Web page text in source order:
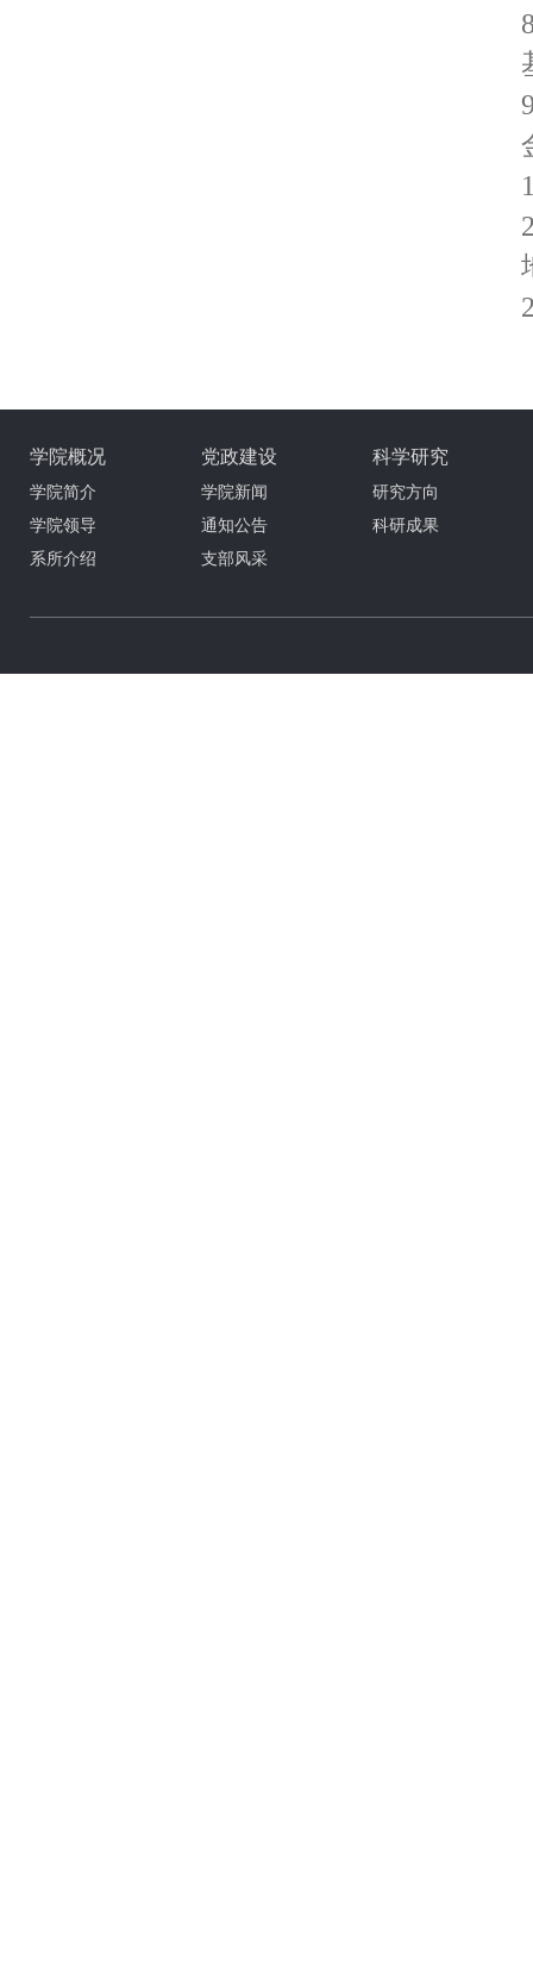
学院概况
学院简介
学院领导
系所介绍
党政建设
学院新闻
通知公告
支部风采
科学研究
研究方向
科研成果